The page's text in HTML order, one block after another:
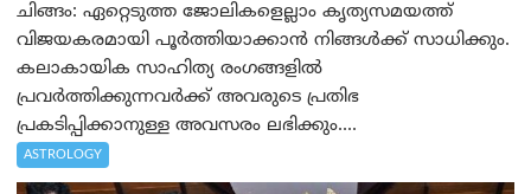
ചിങ്ങം: ഏറ്റെടുത്ത ജോലികളെല്ലാം കൃത്യസമയത്ത്
വിജയകരമായി പൂര്‍ത്തിയാക്കാന്‍ നിങ്ങള്‍ക്ക് സാധിക്കും.
കലാകായിക സാഹിത്യ രംഗങ്ങളില്‍
പ്രവര്‍ത്തിക്കുന്നവര്‍ക്ക് അവരുടെ പ്രതിഭ
പ്രകടിപ്പിക്കാനുള്ള അവസരം ലഭിക്കും....
ASTROLOGY